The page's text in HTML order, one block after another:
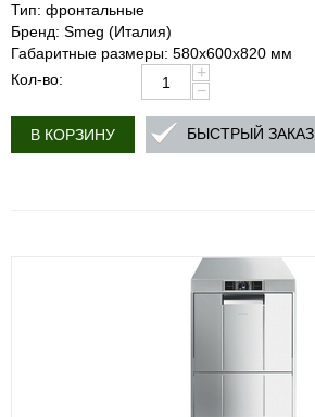
Тип: фронтальные
Бренд: Smeg (Италия)
Габаритные размеры: 580x600x820 мм
Кол-во:
+
−
В КОРЗИНУ БЫСТРЫЙ ЗАКАЗ